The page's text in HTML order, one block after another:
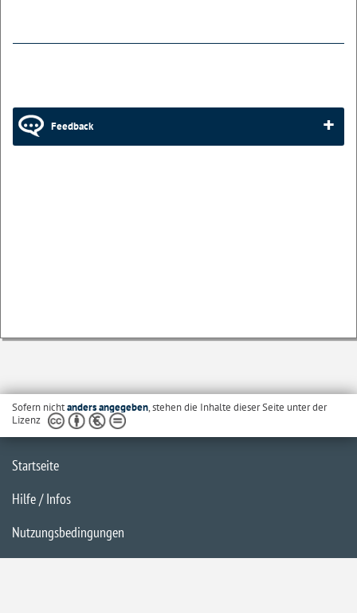
Feedback
Sofern nichtanders angegeben, stehen die Inhalte dieser Seite unter der
Lizenz
Startseite
Hilfe / Infos
Nutzungsbedingungen